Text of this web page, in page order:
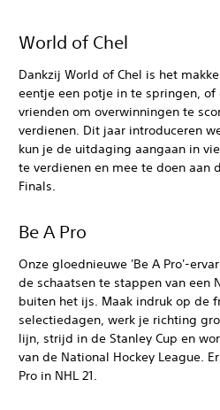
World of Chel
Dankzij World of Chel is het
eentje een potje in te springen,
vrienden om overwinningen te
verdienen. Dit jaar introduceren
kun je de uitdaging aangaan in
te verdienen en mee te doen aan
Finals.
Be A Pro
Onze gloednieuwe 'Be A Pro'-
de schaatsen te stappen van een
buiten het ijs. Maak indruk op de
selectiedagen, werk je richting
lijn, strijd in de Stanley Cup en
van de National Hockey League.
Pro in NHL 21.